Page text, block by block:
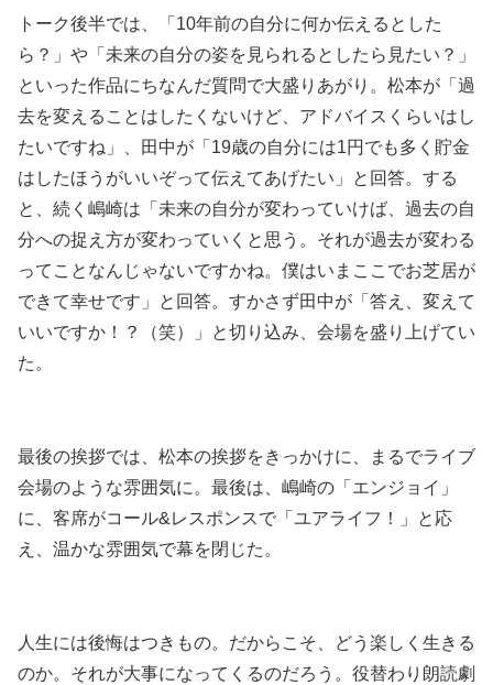
トーク後半では、「10年前の自分に何か伝えるとした
ら？」や「未来の自分の姿を見られるとしたら見たい？」
といった作品にちなんだ質問で大盛りあがり。松本が「過
去を変えることはしたくないけど、アドバイスくらいはし
たいですね」、田中が「19歳の自分には1円でも多く貯金
はしたほうがいいぞって伝えてあげたい」と回答。する
と、続く嶋崎は「未来の自分が変わっていけば、過去の自
分への捉え方が変わっていくと思う。それが過去が変わる
ってことなんじゃないですかね。僕はいまここでお芝居が
できて幸せです」と回答。すかさず田中が「答え、変えて
いいですか！？（笑）」と切り込み、会場を盛り上げてい
た。
最後の挨拶では、松本の挨拶をきっかけに、まるでライブ
会場のような雰囲気に。最後は、嶋崎の「エンジョイ」
に、客席がコール&レスポンスで「ユアライフ！」と応
え、温かな雰囲気で幕を閉じた。
人生には後悔はつきもの。だからこそ、どう楽しく生きる
のか。それが大事になってくるのだろう。役替わり朗読劇